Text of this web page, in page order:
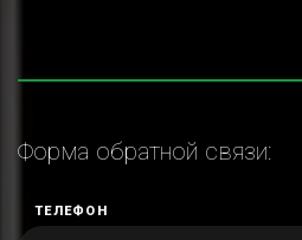
Форма обратной связи:
ТЕЛЕФОН